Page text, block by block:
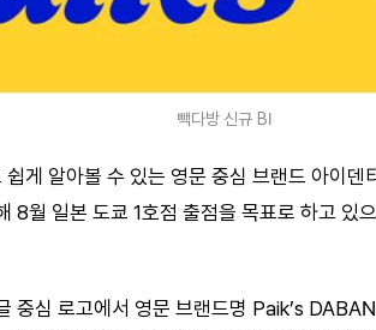
빽다방 신규 BI
게 알아볼 수 있는 영문 중심 브랜드 아이덴
8월 일본 도쿄 1호점 출점을 목표로 하고 있
중심 로고에서 영문 브랜드명 Paik’s